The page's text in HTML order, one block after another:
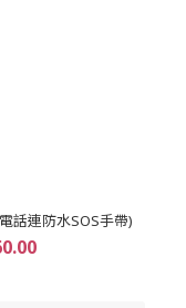
話連防水SOS手帶)